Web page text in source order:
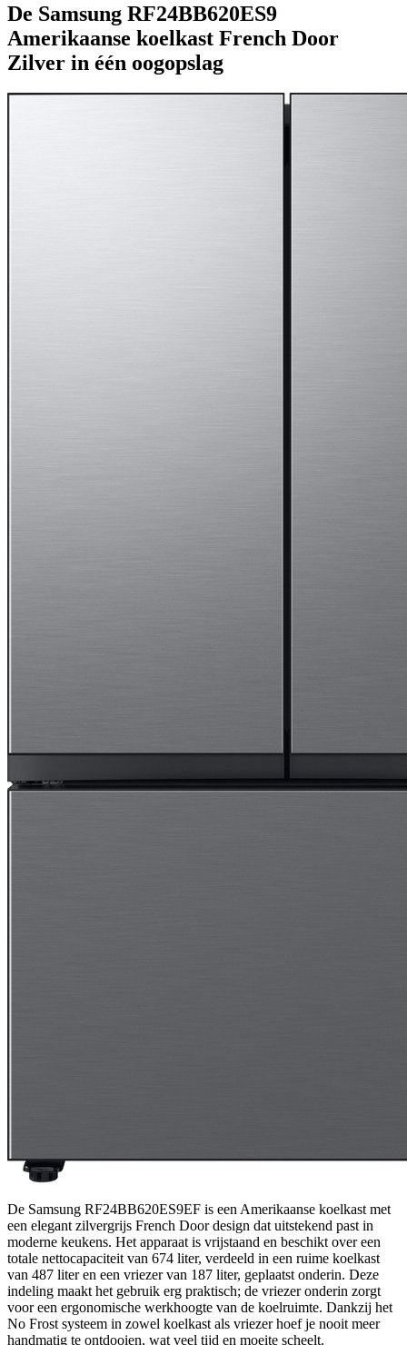
De Samsung RF24BB620ES9
Amerikaanse koelkast French Door
Zilver in één oogopslag
De Samsung RF24BB620ES9EF is een Amerikaanse koelkast met
een elegant zilvergrijs French Door design dat uitstekend past in
moderne keukens. Het apparaat is vrijstaand en beschikt over een
totale nettocapaciteit van 674 liter, verdeeld in een ruime koelkast
van 487 liter en een vriezer van 187 liter, geplaatst onderin. Deze
indeling maakt het gebruik erg praktisch; de vriezer onderin zorgt
voor een ergonomische werkhoogte van de koelruimte. Dankzij het
No Frost systeem in zowel koelkast als vriezer hoef je nooit meer
handmatig te ontdooien, wat veel tijd en moeite scheelt.